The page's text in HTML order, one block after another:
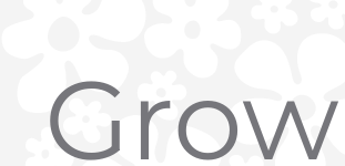
Grow